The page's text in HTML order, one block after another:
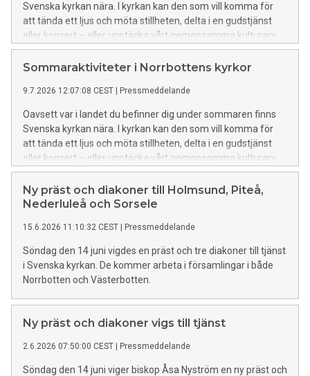
Svenska kyrkan nära. I kyrkan kan den som vill komma för
att tända ett ljus och möta stillheten, delta i en gudstjänst
eller konsert – eller upptäcka vårt gemensamma kulturarv.
Sommaraktiviteter i Norrbottens kyrkor
9.7.2026 12:07:08 CEST Pressmeddelande
Oavsett var i landet du befinner dig under sommaren finns
Svenska kyrkan nära. I kyrkan kan den som vill komma för
att tända ett ljus och möta stillheten, delta i en gudstjänst
eller konsert – eller upptäcka vårt gemensamma kulturarv.
Ny präst och diakoner till Holmsund, Piteå,
Nederluleå och Sorsele
15.6.2026 11:10:32 CEST Pressmeddelande
Söndag den 14 juni vigdes en präst och tre diakoner till tjänst
i Svenska kyrkan. De kommer arbeta i församlingar i både
Norrbotten och Västerbotten.
Ny präst och diakoner vigs till tjänst
2.6.2026 07:50:00 CEST Pressmeddelande
Söndag den 14 juni viger biskop Åsa Nyström en ny präst och